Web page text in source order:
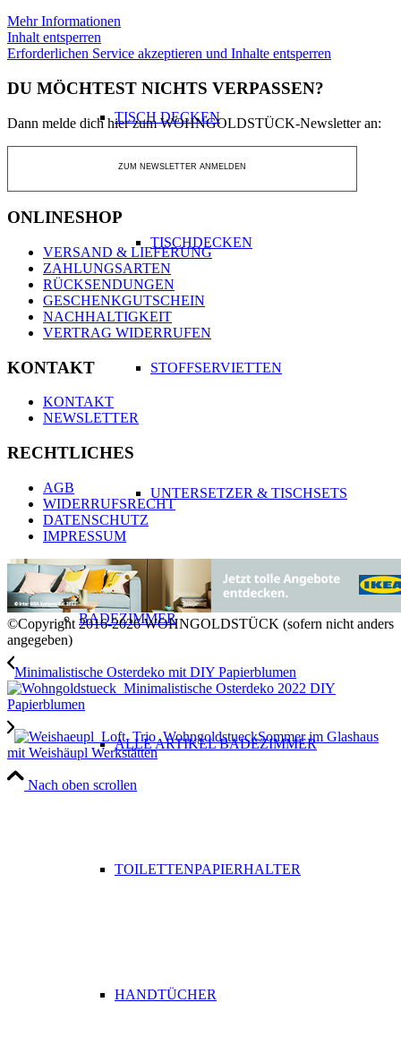
TISCH DECKEN
TISCHDECKEN
STOFFSERVIETTEN
UNTERSETZER & TISCHSETS
BADEZIMMER
ALLE ARTIKEL BADEZIMMER
TOILETTENPAPIERHALTER
HANDTÜCHER
Mehr Informationen
Inhalt entsperren
Erforderlichen Service akzeptieren und Inhalte entsperren
DU MÖCHTEST NICHTS VERPASSEN?
Dann melde dich hier zum WOHNGOLDSTÜCK-Newsletter an:
ZUM NEWSLETTER ANMELDEN
ONLINESHOP
VERSAND & LIEFERUNG
ZAHLUNGSARTEN
RÜCKSENDUNGEN
GESCHENKGUTSCHEIN
NACHHALTIGKEIT
VERTRAG WIDERRUFEN
KONTAKT
KONTAKT
NEWSLETTER
RECHTLICHES
AGB
WIDERRUFSRECHT
DATENSCHUTZ
IMPRESSUM
©Copyright 2016-2026 WOHNGOLDSTÜCK (sofern nicht anders
angegeben)
Minimalistische Osterdeko mit DIY Papierblumen
Sommer im Glashaus
mit Weishäupl Werkstätten
Nach oben scrollen